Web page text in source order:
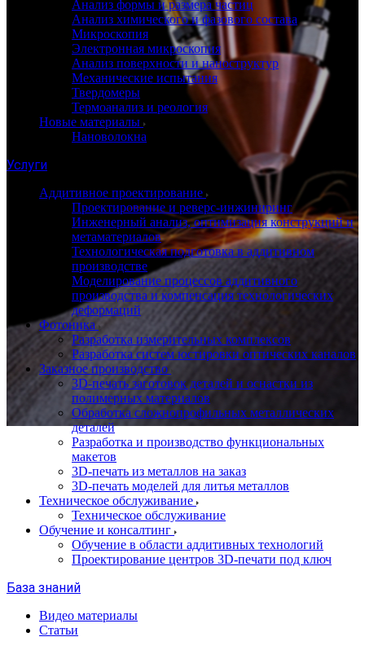
Анализ формы и размера частиц
Анализ химического и фазового состава
Микроскопия
Электронная микроскопия
Анализ поверхности и наноструктур
Механические испытания
Твердомеры
Термоанализ и реология
Новые материалы
Нановолокна
Услуги
Аддитивное проектирование
Проектирование и реверс-инжиниринг
Инженерный анализ, оптимизация конструкций и
метаматериалов
Технологическая подготовка в аддитивном
производстве
Моделирование процессов аддитивного
производства и компенсация технологических
деформаций
Фотоника
Разработка измерительных комплексов
Разработка систем юстировки оптических каналов
Заказное производство
3D-печать заготовок деталей и оснастки из
полимерных материалов
Обработка сложнопрофильных металлических
деталей
Разработка и производство функциональных
макетов
3D-печать из металлов на заказ
3D-печать моделей для литья металлов
Техническое обслуживание
Техническое обслуживание
Обучение и консалтинг
Обучение в области аддитивных технологий
Проектирование центров 3D-печати под ключ
База знаний
Видео материалы
Статьи